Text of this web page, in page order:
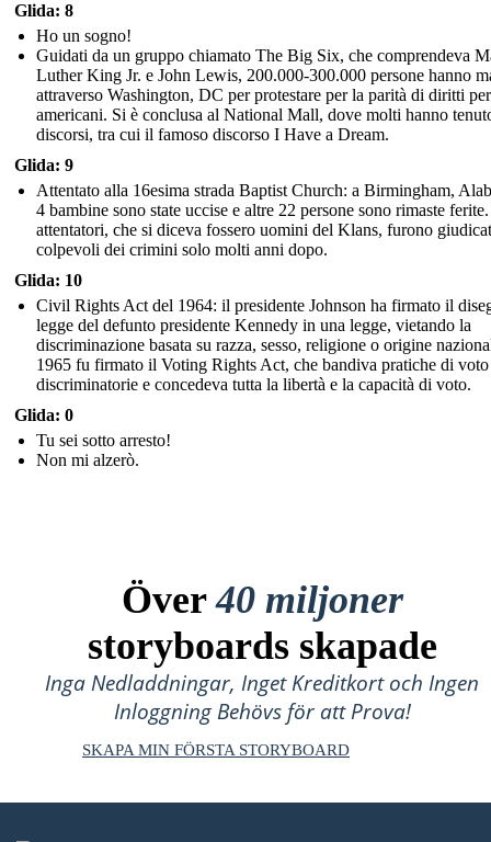
Glida: 8
Ho un sogno!
Guidati da un gruppo chiamato The Big Six, che comprendeva
Luther King Jr. e John Lewis, 200.000-300.000 persone hanno
attraverso Washington, DC per protestare per la parità di diritti
americani. Si è conclusa al National Mall, dove molti hanno
discorsi, tra cui il famoso discorso I Have a Dream.
Glida: 9
Attentato alla 16esima strada Baptist Church: a Birmingham,
4 bambine sono state uccise e altre 22 persone sono rimaste
attentatori, che si diceva fossero uomini del Klans, furono
colpevoli dei crimini solo molti anni dopo.
Glida: 10
Civil Rights Act del 1964: il presidente Johnson ha firmato il
legge del defunto presidente Kennedy in una legge, vietando la
discriminazione basata su razza, sesso, religione o origine
1965 fu firmato il Voting Rights Act, che bandiva pratiche di voto
discriminatorie e concedeva tutta la libertà e la capacità di voto.
Glida: 0
Tu sei sotto arresto!
Non mi alzerò.
Över40 miljoner
storyboards skapade
Inga Nedladdningar, Inget Kreditkort och Ingen
Inloggning Behövs för att Prova!
SKAPA MIN FÖRSTA STORYBOARD